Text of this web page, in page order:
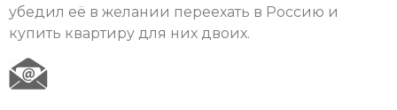
убедил её в желании переехать в Россию и
купить квартиру для них двоих.